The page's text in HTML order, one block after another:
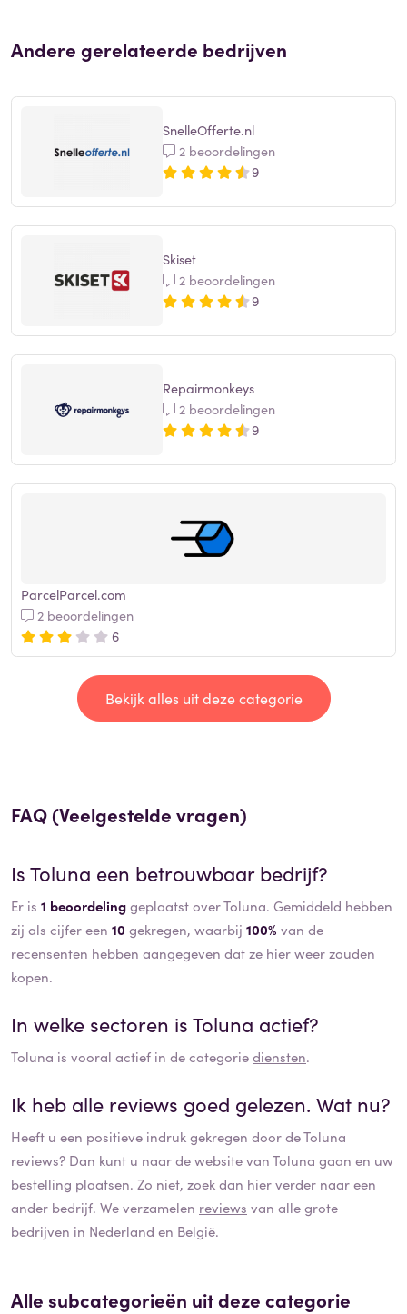
Andere gerelateerde bedrijven
SnelleOfferte.nl
2 beoordelingen
9
Skiset
2 beoordelingen
9
Repairmonkeys
2 beoordelingen
9
ParcelParcel.com
2 beoordelingen
6
Bekijk alles uit deze categorie
FAQ (Veelgestelde vragen)
IsToluna een betrouwbaar bedrijf?
Er is 1 beoordelinggeplaatst over Toluna. Gemiddeld hebben
zij als cijfer een 10 gekregen, waarbij 100% van de
recensenten hebben aangegeven dat ze hier weer zouden
kopen.
In welke sectoren isToluna actief?
Toluna is vooral actief in de categoriediensten.
Ik heb alle reviews goed gelezen. Wat nu?
Heeft u een positieve indruk gekregen door deToluna
reviews? Dan kunt u naar de website vanToluna gaan en uw
bestelling plaatsen. Zo niet, zoek dan hier verder naar een
ander bedrijf. We verzamelen reviews van alle grote
bedrijven in Nederland en België.
Alle subcategorieën uit deze categorie